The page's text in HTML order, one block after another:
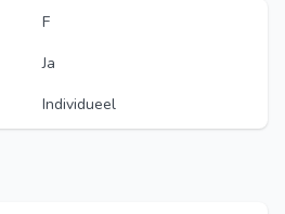
F
Ja
Individueel